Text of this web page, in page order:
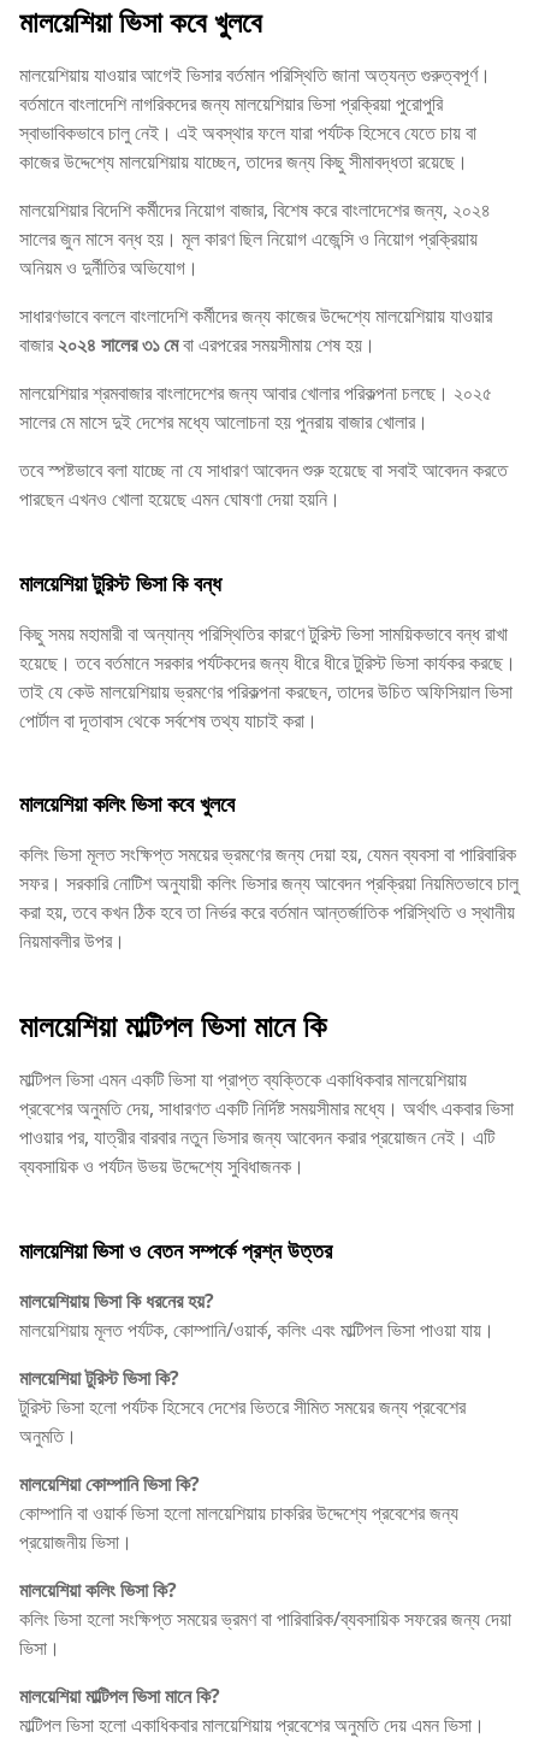
মালয়েশিয়া ভিসা কবে খুলবে
মালয়েশিয়ায় যাওয়ার আগেই ভিসার বর্তমান পরিস্থিতি জানা অত্যন্ত গুরুত্বপূর্ণ।
বর্তমানে বাংলাদেশি নাগরিকদের জন্য মালয়েশিয়ার ভিসা প্রক্রিয়া পুরোপুরি
স্বাভাবিকভাবে চালু নেই। এই অবস্থার ফলে যারা পর্যটক হিসেবে যেতে চায় বা
কাজের উদ্দেশ্যে মালয়েশিয়ায় যাচ্ছেন, তাদের জন্য কিছু সীমাবদ্ধতা রয়েছে।
মালয়েশিয়ার বিদেশি কর্মীদের নিয়োগ বাজার, বিশেষ করে বাংলাদেশের জন্য, ২০২৪
সালের জুন মাসে বন্ধ হয়। মূল কারণ ছিল নিয়োগ এজেন্সি ও নিয়োগ প্রক্রিয়ায়
অনিয়ম ও দুর্নীতির অভিযোগ।
সাধারণভাবে বললে বাংলাদেশি কর্মীদের জন্য কাজের উদ্দেশ্যে মালয়েশিয়ায় যাওয়ার
বাজার২০২৪ সালের ৩১ মেবা এরপরের সময়সীমায় শেষ হয়।
মালয়েশিয়ার শ্রমবাজার বাংলাদেশের জন্য আবার খোলার পরিকল্পনা চলছে। ২০২৫
সালের মে মাসে দুই দেশের মধ্যে আলোচনা হয় পুনরায় বাজার খোলার।
তবে স্পষ্টভাবে বলা যাচ্ছে না যে সাধারণ আবেদন শুরু হয়েছে বা সবাই আবেদন করতে
পারছেন এখনও খোলা হয়েছে এমন ঘোষণা দেয়া হয়নি।
মালয়েশিয়া টুরিস্ট ভিসা কি বন্ধ
কিছু সময় মহামারী বা অন্যান্য পরিস্থিতির কারণে টুরিস্ট ভিসা সাময়িকভাবে বন্ধ রাখা
হয়েছে। তবে বর্তমানে সরকার পর্যটকদের জন্য ধীরে ধীরে টুরিস্ট ভিসা কার্যকর করছে।
তাই যে কেউ মালয়েশিয়ায় ভ্রমণের পরিকল্পনা করছেন, তাদের উচিত অফিসিয়াল ভিসা
পোর্টাল বা দূতাবাস থেকে সর্বশেষ তথ্য যাচাই করা।
মালয়েশিয়া কলিং ভিসা কবে খুলবে
কলিং ভিসা মূলত সংক্ষিপ্ত সময়ের ভ্রমণের জন্য দেয়া হয়, যেমন ব্যবসা বা পারিবারিক
সফর। সরকারি নোটিশ অনুযায়ী কলিং ভিসার জন্য আবেদন প্রক্রিয়া নিয়মিতভাবে চালু
করা হয়, তবে কখন ঠিক হবে তা নির্ভর করে বর্তমান আন্তর্জাতিক পরিস্থিতি ও স্থানীয়
নিয়মাবলীর উপর।
মালয়েশিয়া মাল্টিপল ভিসা মানে কি
মাল্টিপল ভিসা এমন একটি ভিসা যা প্রাপ্ত ব্যক্তিকে একাধিকবার মালয়েশিয়ায়
প্রবেশের অনুমতি দেয়, সাধারণত একটি নির্দিষ্ট সময়সীমার মধ্যে। অর্থাৎ একবার ভিসা
পাওয়ার পর, যাত্রীর বারবার নতুন ভিসার জন্য আবেদন করার প্রয়োজন নেই। এটি
ব্যবসায়িক ও পর্যটন উভয় উদ্দেশ্যে সুবিধাজনক।
মালয়েশিয়া ভিসা ও বেতন সম্পর্কে প্রশ্ন উত্তর
মালয়েশিয়ায় ভিসা কি ধরনের হয়?
মালয়েশিয়ায় মূলত পর্যটক, কোম্পানি/ওয়ার্ক, কলিং এবং মাল্টিপল ভিসা পাওয়া যায়।
মালয়েশিয়া টুরিস্ট ভিসা কি?
টুরিস্ট ভিসা হলো পর্যটক হিসেবে দেশের ভিতরে সীমিত সময়ের জন্য প্রবেশের
অনুমতি।
মালয়েশিয়া কোম্পানি ভিসা কি?
কোম্পানি বা ওয়ার্ক ভিসা হলো মালয়েশিয়ায় চাকরির উদ্দেশ্যে প্রবেশের জন্য
প্রয়োজনীয় ভিসা।
মালয়েশিয়া কলিং ভিসা কি?
কলিং ভিসা হলো সংক্ষিপ্ত সময়ের ভ্রমণ বা পারিবারিক/ব্যবসায়িক সফরের জন্য দেয়া
ভিসা।
মালয়েশিয়া মাল্টিপল ভিসা মানে কি?
মাল্টিপল ভিসা হলো একাধিকবার মালয়েশিয়ায় প্রবেশের অনুমতি দেয় এমন ভিসা।